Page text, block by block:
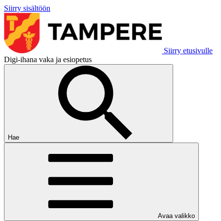
Siirry sisältöön
Siirry etusivulle
Digi-ihana vaka ja esiopetus
Hae
Avaa valikko